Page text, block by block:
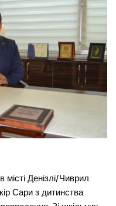
Денізлі/Чиврил.
Сари з дитинства